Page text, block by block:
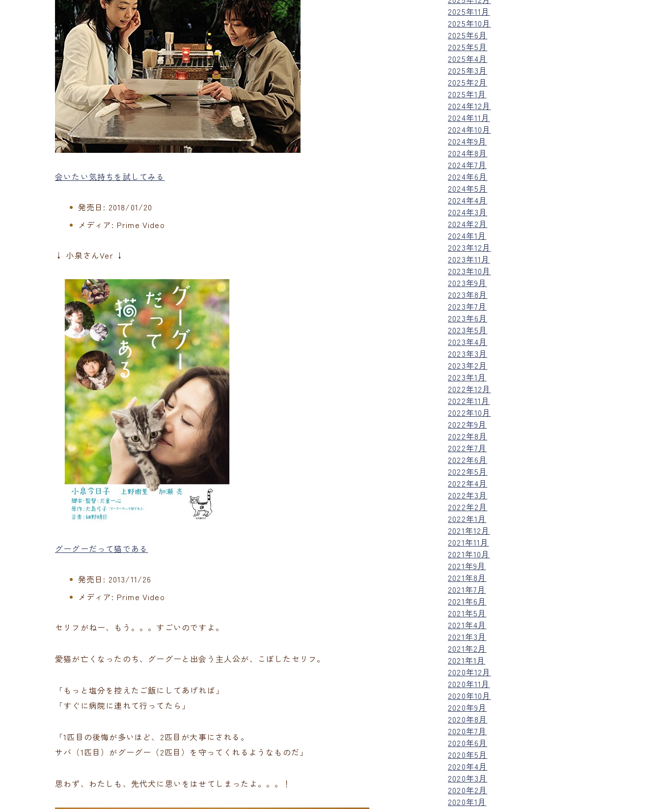
会いたい気持ちを試してみる
発売日: 2018/01/20
メディア: Prime Video
↓ 小泉さんVer ↓
グーグーだって猫である
発売日: 2013/11/26
メディア: Prime Video
セリフがねー、もう。。。すごいのですよ。
愛猫が亡くなったのち、グーグーと出会う主人公が、こぼしたセリフ。
「もっと塩分を控えたご飯にしてあげれば」
「すぐに病院に連れて行ってたら」
「1匹目の後悔が多いほど、2匹目が大事にされる。
サバ（1匹目）がグーグー（2匹目）を守ってくれるようなものだ」
思わず、わたしも、先代犬に思いをはせてしまったよ。。。！
2025年11月
2025年10月
2025年6月
2025年5月
2025年4月
2025年3月
2025年2月
2025年1月
2024年12月
2024年11月
2024年10月
2024年9月
2024年8月
2024年7月
2024年6月
2024年5月
2024年4月
2024年3月
2024年2月
2024年1月
2023年12月
2023年11月
2023年10月
2023年9月
2023年8月
2023年7月
2023年6月
2023年5月
2023年4月
2023年3月
2023年2月
2023年1月
2022年12月
2022年11月
2022年10月
2022年9月
2022年8月
2022年7月
2022年6月
2022年5月
2022年4月
2022年3月
2022年2月
2022年1月
2021年12月
2021年11月
2021年10月
2021年9月
2021年8月
2021年7月
2021年6月
2021年5月
2021年4月
2021年3月
2021年2月
2021年1月
2020年12月
2020年11月
2020年10月
2020年9月
2020年8月
2020年7月
2020年6月
2020年5月
2020年4月
2020年3月
2020年2月
2020年1月